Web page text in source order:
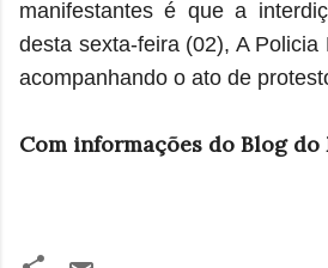
manifestantes é que a
desta sexta-feira (02), A Policia
acompanhando o ato de
Com informações do Blog do